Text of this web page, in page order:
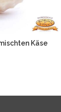
Käse